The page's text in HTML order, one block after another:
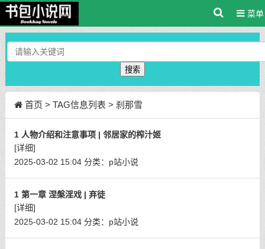
菜单
搜索
首页 > TAG信息列表 > 刹那雪
1 人物介绍和注意事项 | 邻居家的榨汁姬
[详细]
2025-03-02 15:04 分类： p站小说
1 第一章 涅槃淫戏 | 弃徒
[详细]
2025-03-02 15:04 分类： p站小说